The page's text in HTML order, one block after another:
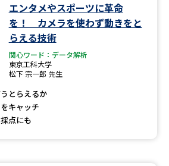
エンタメやスポーツに革命
を！ カメラを使わず動きをと
らえる技術
関心ワード：データ解析
東京工科大学
松下 宗一郎 先生
とらえるか
キャッチ
点にも